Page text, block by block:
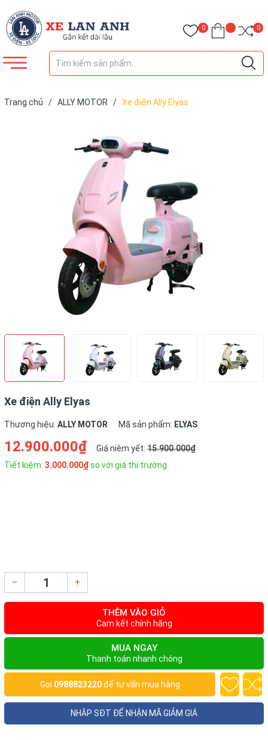
0 0
Trang chủ / ALLY MOTOR / Xe điện Ally Elyas
Xe điện Ally Elyas
Thương hiệu: ALLY MOTOR Mã sản phẩm: ELYAS
12.900.000₫ Giá niêm yết: 15.900.000₫
Tiết kiệm: 3.000.000₫so với giá thị trường
– +
THÊM VÀO GIỎ
Cam kết chính hãng